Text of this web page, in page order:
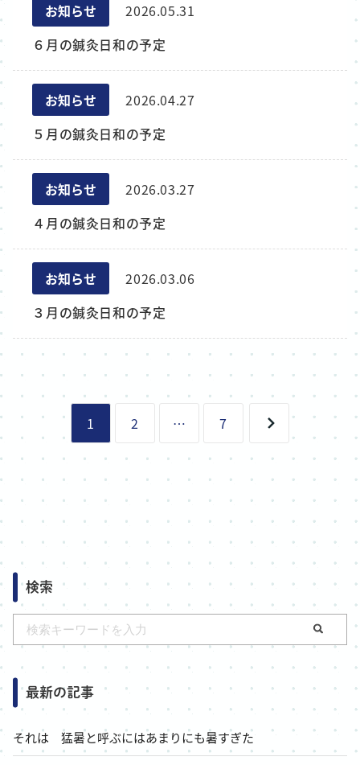
お知らせ
2026.05.31
６月の鍼灸日和の予定
お知らせ
2026.04.27
５月の鍼灸日和の予定
お知らせ
2026.03.27
４月の鍼灸日和の予定
お知らせ
2026.03.06
３月の鍼灸日和の予定
1 2 … 7
検索
最新の記事
それは 猛暑と呼ぶにはあまりにも暑すぎた